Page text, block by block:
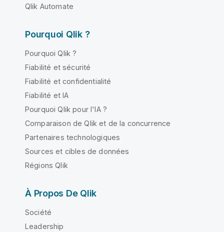
Qlik Automate
Pourquoi Qlik ?
Pourquoi Qlik ?
Fiabilité et sécurité
Fiabilité et confidentialité
Fiabilité et IA
Pourquoi Qlik pour l'IA ?
Comparaison de Qlik et de la concurrence
Partenaires technologiques
Sources et cibles de données
Régions Qlik
À Propos De Qlik
Société
Leadership